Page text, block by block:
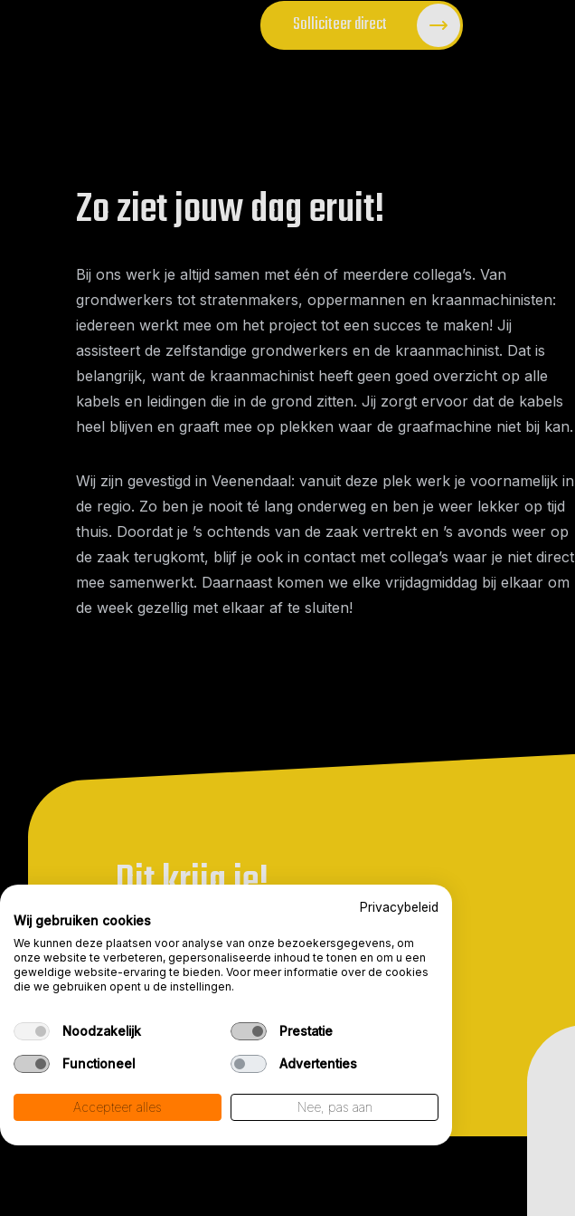
Solliciteer direct
Zo ziet jouw dag eruit!
Bij ons werk je altijd samen met één of meerdere collega’s. Van
grondwerkers tot stratenmakers, oppermannen en kraanmachinisten:
iedereen werkt mee om het project tot een succes te maken! Jij
assisteert de zelfstandige grondwerkers en de kraanmachinist. Dat is
belangrijk, want de kraanmachinist heeft geen goed overzicht op alle
kabels en leidingen die in de grond zitten. Jij zorgt ervoor dat de kabels
heel blijven en graaft mee op plekken waar de graafmachine niet bij kan.
Wij zijn gevestigd in Veenendaal: vanuit deze plek werk je voornamelijk in
de regio. Zo ben je nooit té lang onderweg en ben je weer lekker op tijd
thuis. Doordat je ’s ochtends van de zaak vertrekt en ’s avonds weer op
de zaak terugkomt, blijf je ook in contact met collega’s waar je niet direct
mee samenwerkt. Daarnaast komen we elke vrijdagmiddag bij elkaar om
de week gezellig met elkaar af te sluiten!
Dit krijg je!
Privacybeleid
Wij gebruiken cookies
We kunnen deze plaatsen voor analyse van onze bezoekersgegevens, om
onze website te verbeteren, gepersonaliseerde inhoud te tonen en om u een
geweldige website-ervaring te bieden. Voor meer informatie over de cookies
die we gebruiken opent u de instellingen.
Noodzakelijk Prestatie
Functioneel Advertenties
Accepteer alles Nee, pas aan